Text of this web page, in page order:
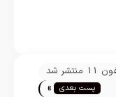
شد
پست بعدی »